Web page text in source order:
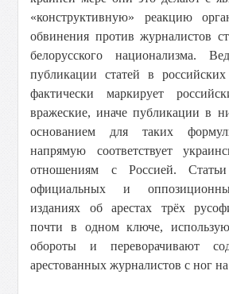
«конструктивную» реакцию
обвинения против журналистов
белорусского национализма.
публикации статей в
фактически маркирует
вражеские, иначе публикации в
основанием для таких
напрямую соответствует
отношениям с Россией.
официальных и
изданиях об арестах трёх
почти в одном ключе,
обороты и переворачивают
арестованных журналистов с ног на